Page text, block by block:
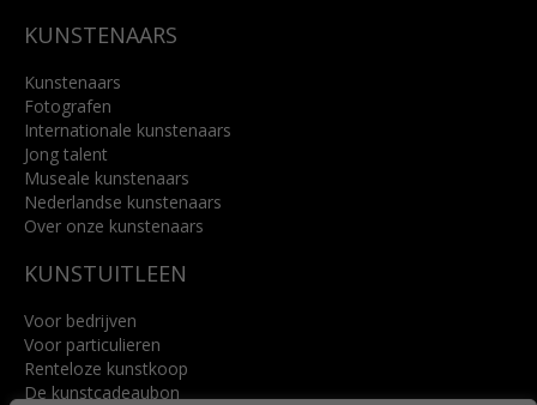
KUNSTENAARS
Kunstenaars
Fotografen
Internationale kunstenaars
Jong talent
Museale kunstenaars
Nederlandse kunstenaars
Over onze kunstenaars
KUNSTUITLEEN
Voor bedrijven
Voor particulieren
Renteloze kunstkoop
De kunstcadeaubon